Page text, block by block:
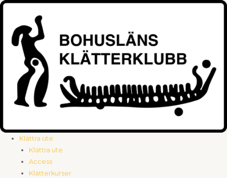
Hoppa
innehåll
Klättra ute
Klättra ute
Access
Klätterkurser